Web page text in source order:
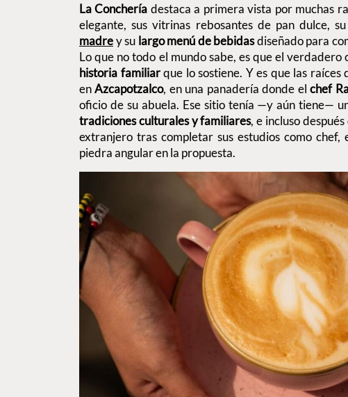
La Conchería destaca a primera vista por muchas
elegante, sus vitrinas rebosantes de pan dulce, su
madrey su largo menú de bebidasdiseñado para
Lo que no todo el mundo sabe, es que el verdadero
historia familiarque lo sostiene. Y es que las raíces
enAzcapotzalco, en una panadería donde elchef
oficio de su abuela. Ese sitio tenía —y aún tiene—
tradiciones culturales y familiares, e incluso
extranjero tras completar sus estudios como chef,
piedra angular en la propuesta.